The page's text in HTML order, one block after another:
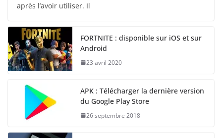
après l’avoir utiliser. Il
FORTNITE : disponible sur iOS et sur
Android
23 avril 2020
APK : Télécharger la dernière version
du Google Play Store
26 septembre 2018